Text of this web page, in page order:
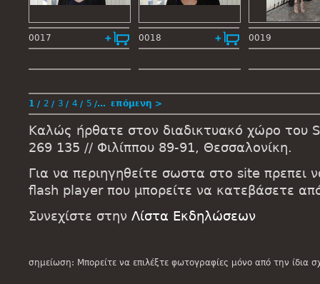
0017 0018 0019
1 2 3 4 5 … επόμενη >
Καλώς ήρθατε στον διαδικτυακό χώρο του
269 135 // Φιλίππου 89-91, Θεσσαλονίκη.
Για να περιηγηθείτε σωστα στο site πρεπει
flash player που μπορείτε να κατεβάσετε
Συνεχίστε στην Λίστα Εκδηλώσεων
σημείωση: Μπορείτε να επιλέξτε φωτογραφίες μόνο από την ίδια